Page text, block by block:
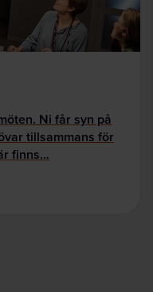
Ni får syn på
tillsammans för
finns…